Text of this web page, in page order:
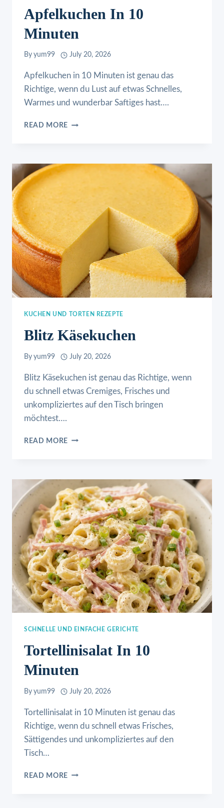
Apfelkuchen In 10
Minuten
By yum99 July 20, 2026
Apfelkuchen in 10 Minuten ist genau das
Richtige, wenn du Lust auf etwas Schnelles,
Warmes und wunderbar Saftiges hast….
READ MORE APFELKUCHEN
KUCHEN UND TORTEN REZEPTE
Blitz Käsekuchen
By yum99 July 20, 2026
Blitz Käsekuchen ist genau das Richtige, wenn
du schnell etwas Cremiges, Frisches und
unkompliziertes auf den Tisch bringen
möchtest….
READ MORE BLITZ
SCHNELLE UND EINFACHE GERICHTE
Tortellinisalat In 10
Minuten
By yum99 July 20, 2026
Tortellinisalat in 10 Minuten ist genau das
Richtige, wenn du schnell etwas Frisches,
Sättigendes und unkompliziertes auf den
Tisch…
READ MORE TORTELLINISALAT